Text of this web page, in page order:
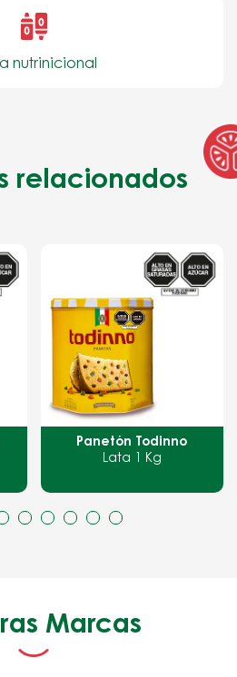
nutrinicional
relacionados
Panetón Cioccolato
100 g
Marcas